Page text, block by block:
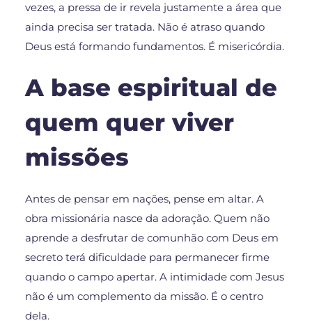
vezes, a pressa de ir revela justamente a área que
ainda precisa ser tratada. Não é atraso quando
Deus está formando fundamentos. É misericórdia.
A base espiritual de
quem quer viver
missões
Antes de pensar em nações, pense em altar. A
obra missionária nasce da adoração. Quem não
aprende a desfrutar de comunhão com Deus em
secreto terá dificuldade para permanecer firme
quando o campo apertar. A intimidade com Jesus
não é um complemento da missão. É o centro
dela.